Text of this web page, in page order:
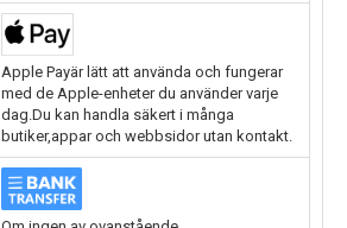
Apple Payär lätt att använda och fungerar
med de Apple-enheter du använder varje
dag.Du kan handla säkert i många
butiker,appar och webbsidor utan kontakt.